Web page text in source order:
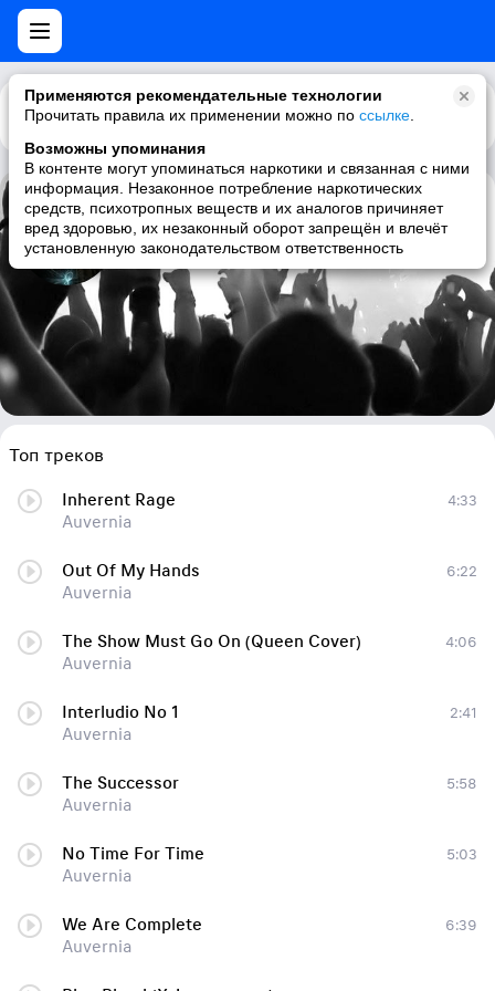
Применяются рекомендательные технологии
Прочитать правила их применении можно по ссылке
Возможны упоминания
В контенте могут упоминаться наркотики и связанная с ними
информация. Незаконное потребление наркотических
средств, психотропных веществ и их аналогов причиняет
вред здоровью, их незаконный оборот запрещён и влечёт
установленную законодательством ответственность
Каталог Рекомендации
Auvernia
Топ треков
Inherent Rage
Auvernia
4:33
Out Of My Hands
Auvernia
6:22
The Show Must Go On (Queen Cover)
Auvernia
4:06
Interludio No 1
Auvernia
2:41
The Successor
Auvernia
5:58
No Time For Time
Auvernia
5:03
We Are Complete
Auvernia
6:39